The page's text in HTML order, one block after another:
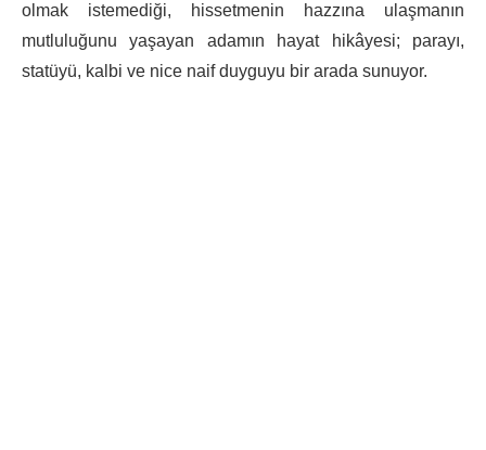
olmak istemediği, hissetmenin hazzına ulaşmanın
mutluluğunu yaşayan adamın hayat hikâyesi; parayı,
statüyü, kalbi ve nice naif duyguyu bir arada sunuyor.